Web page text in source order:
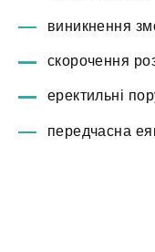
виникнення
скорочення
еректильні
передчасна